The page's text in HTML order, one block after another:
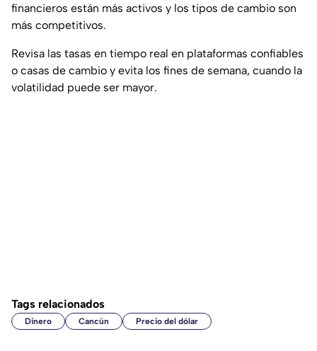
financieros están más activos y los tipos de cambio son
más competitivos.
Revisa las tasas en tiempo real en plataformas confiables
o casas de cambio y evita los fines de semana, cuando la
volatilidad puede ser mayor.
Tags relacionados
Dinero Cancún Precio del dólar